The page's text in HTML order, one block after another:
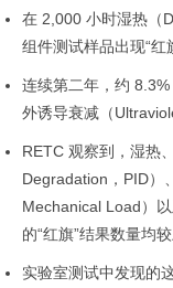
在 2,000 小时湿热（
组件测试样品出现“
连续第二年，约
外诱导衰减（
RETC 观察到，湿热
Degradation，PID）
Mechanical Load）
的“红旗”结果数量均
实验室测试中发现的